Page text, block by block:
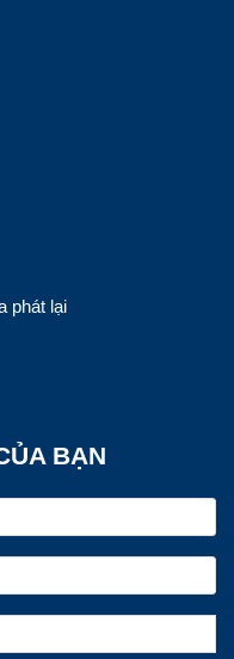
phát lại
BẠN